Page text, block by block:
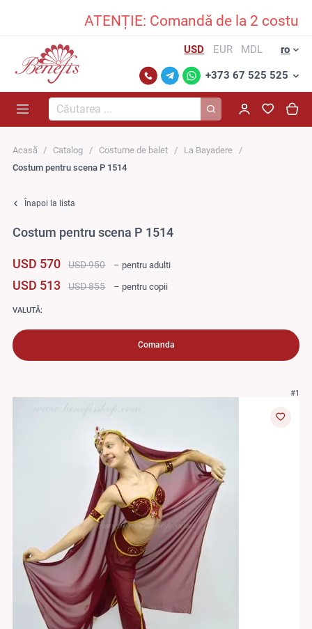
ATENȚIE: Comandă de la 2
USD EUR MDL ro
+373 67 525 525
Căutarea...
Acasă Catalog Costume de balet
La Bayadere
Costum pentru scena P 1514
Înapoi la lista
Costum pentru scena P 1514
USD 570 USD 950 – pentru adulti
USD 513 USD 855 – pentru copii
VALUTĂ:
Comanda
#1